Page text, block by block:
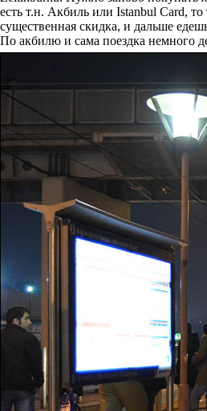
есть т.н. Акбиль или Istanbul Card, то
существенная скидка, и дальше
По акбилю и сама поездка немного